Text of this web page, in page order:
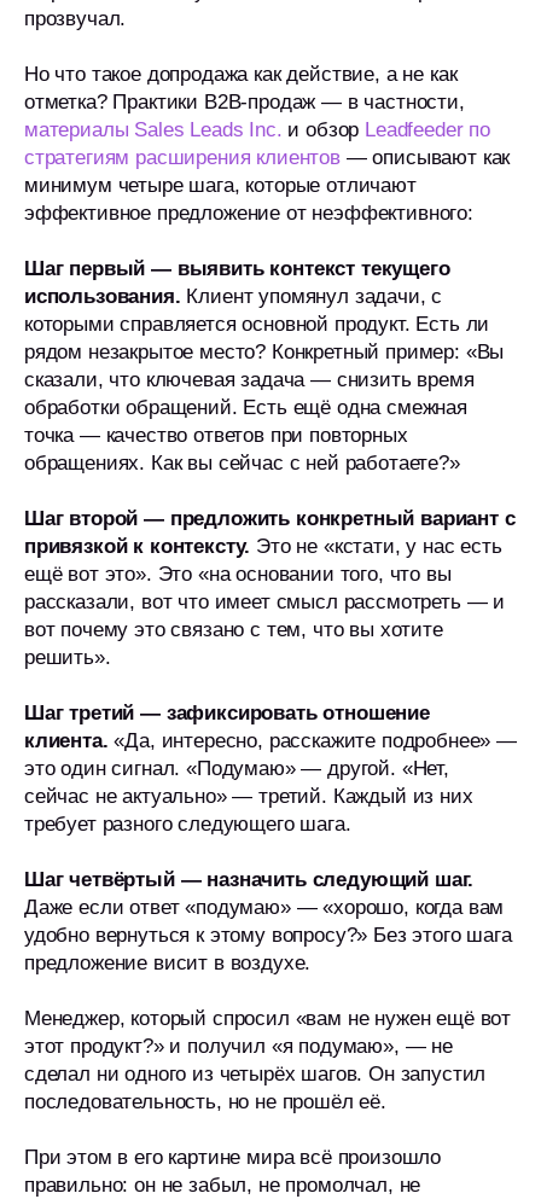
прозвучал.
Но что такое допродажа как действие, а не как
отметка? Практики B2B-продаж — в частности,
материалы Sales Leads Inc. и обзор Leadfeeder по
стратегиям расширения клиентов— описывают как
минимум четыре шага, которые отличают
эффективное предложение от неэффективного:
Шаг первый — выявить контекст текущего
использования. Клиент упомянул задачи, с
которыми справляется основной продукт. Есть ли
рядом незакрытое место? Конкретный пример: «Вы
сказали, что ключевая задача — снизить время
обработки обращений. Есть ещё одна смежная
точка — качество ответов при повторных
обращениях. Как вы сейчас с ней работаете?»
Шаг второй — предложить конкретный вариант с
привязкой к контексту. Это не «кстати, у нас есть
ещё вот это». Это «на основании того, что вы
рассказали, вот что имеет смысл рассмотреть — и
вот почему это связано с тем, что вы хотите
решить».
Шаг третий — зафиксировать отношение
клиента. «Да, интересно, расскажите подробнее» —
это один сигнал. «Подумаю» — другой. «Нет,
сейчас не актуально» — третий. Каждый из них
требует разного следующего шага.
Шаг четвёртый — назначить следующий шаг.
Даже если ответ «подумаю» — «хорошо, когда вам
удобно вернуться к этому вопросу?» Без этого шага
предложение висит в воздухе.
Менеджер, который спросил «вам не нужен ещё вот
этот продукт?» и получил «я подумаю», — не
сделал ни одного из четырёх шагов. Он запустил
последовательность, но не прошёл её.
При этом в его картине мира всё произошло
правильно: он не забыл, не промолчал, не